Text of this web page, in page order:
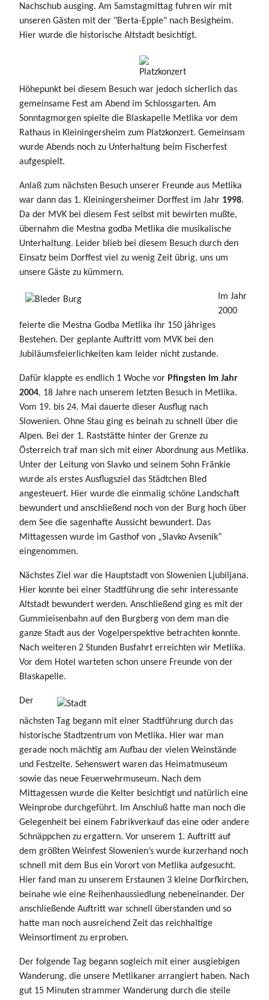
Nachschub ausging. Am Samstagmittag fuhren wir mit
unseren Gästen mit der "Berta-Epple" nach Besigheim.
Hier wurde die historische Altstadt besichtigt.
Höhepunkt bei diesem Besuch war jedoch sicherlich das
gemeinsame Fest am Abend im Schlossgarten. Am
Sonntagmorgen spielte die Blaskapelle Metlika vor dem
Rathaus in Kleiningersheim zum Platzkonzert. Gemeinsam
wurde Abends noch zu Unterhaltung beim Fischerfest
aufgespielt.
Anlaß zum nächsten Besuch unserer Freunde aus Metlika
war dann das 1. Kleiningersheimer Dorffest im Jahr 1998.
Da der MVK bei diesem Fest selbst mit bewirten mußte,
übernahm die Mestna godba Metlika die musikalische
Unterhaltung. Leider blieb bei diesem Besuch durch den
Einsatz beim Dorffest viel zu wenig Zeit übrig, uns um
unsere Gäste zu kümmern.
Im Jahr
2000
feierte die Mestna Godba Metlika ihr 150 jähriges
Bestehen. Der geplante Auftritt vom MVK bei den
Jubiläumsfeierlichkeiten kam leider nicht zustande.
Dafür klappte es endlich 1 Woche vor Pfingsten im Jahr
2004, 18 Jahre nach unserem letzten Besuch in Metlika.
Vom 19. bis 24. Mai dauerte dieser Ausflug nach
Slowenien. Ohne Stau ging es beinah zu schnell über die
Alpen. Bei der 1. Raststätte hinter der Grenze zu
Österreich traf man sich mit einer Abordnung aus Metlika.
Unter der Leitung von Slavko und seinem Sohn Fränkie
wurde als erstes Ausflugsziel das Städtchen Bled
angesteuert. Hier wurde die einmalig schöne Landschaft
bewundert und anschließend noch von der Burg hoch über
dem See die sagenhafte Aussicht bewundert. Das
Mittagessen wurde im Gasthof von „Slavko Avsenik“
eingenommen.
Nächstes Ziel war die Hauptstadt von Slowenien Ljubiljana.
Hier konnte bei einer Stadtführung die sehr interessante
Altstadt bewundert werden. Anschließend ging es mit der
Gummieisenbahn auf den Burgberg von dem man die
ganze Stadt aus der Vogelperspektive betrachten konnte.
Nach weiteren 2 Stunden Busfahrt erreichten wir Metlika.
Vor dem Hotel warteten schon unsere Freunde von der
Blaskapelle.
Der
nächsten Tag begann mit einer Stadtführung durch das
historische Stadtzentrum von Metlika. Hier war man
gerade noch mächtig am Aufbau der vielen Weinstände
und Festzelte. Sehenswert waren das Heimatmuseum
sowie das neue Feuerwehrmuseum. Nach dem
Mittagessen wurde die Kelter besichtigt und natürlich eine
Weinprobe durchgeführt. Im Anschluß hatte man noch die
Gelegenheit bei einem Fabrikverkauf das eine oder andere
Schnäppchen zu ergattern. Vor unserem 1. Auftritt auf
dem größten Weinfest Slowenien’s wurde kurzerhand noch
schnell mit dem Bus ein Vorort von Metlika aufgesucht.
Hier fand man zu unserem Erstaunen 3 kleine Dorfkirchen,
beinahe wie eine Reihenhaussiedlung nebeneinander. Der
anschließende Auftritt war schnell überstanden und so
hatte man noch ausreichend Zeit das reichhaltige
Weinsortiment zu erproben.
Der folgende Tag begann sogleich mit einer ausgiebigen
Wanderung, die unsere Metlikaner arrangiert haben. Nach
gut 15 Minuten strammer Wanderung durch die steile